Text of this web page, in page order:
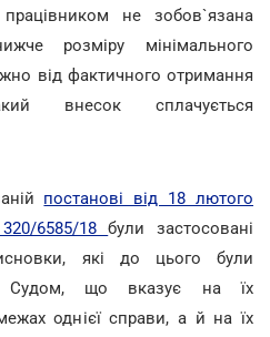
не зобов`язана
розміру мінімального
від фактичного отримання
внесок сплачується
постанові від 18 лютого
6585/18були застосовані
які до цього були
Судом, що вказує на їх
однієї справи, а й на їх